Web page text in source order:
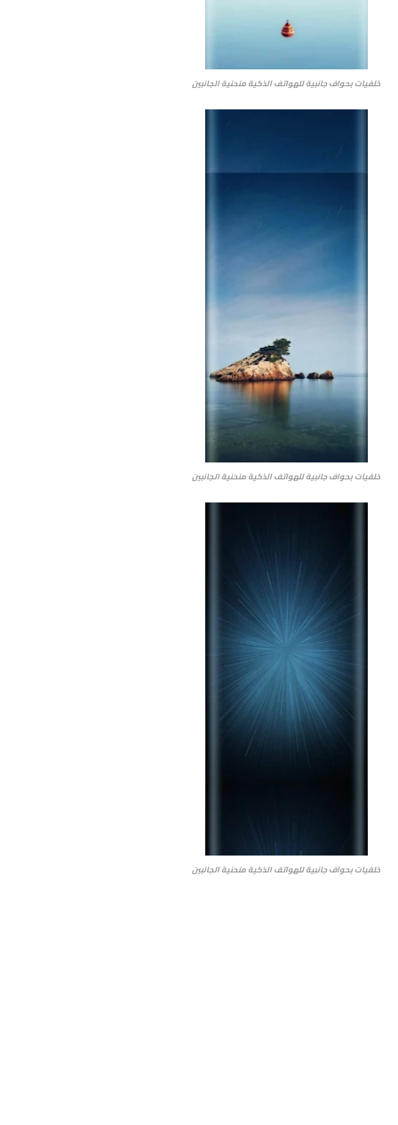
خلفيات بحواف جانبية للهواتف الذكية منحنية الجانبين
خلفيات بحواف جانبية للهواتف الذكية منحنية الجانبين
خلفيات بحواف جانبية للهواتف الذكية منحنية الجانبين